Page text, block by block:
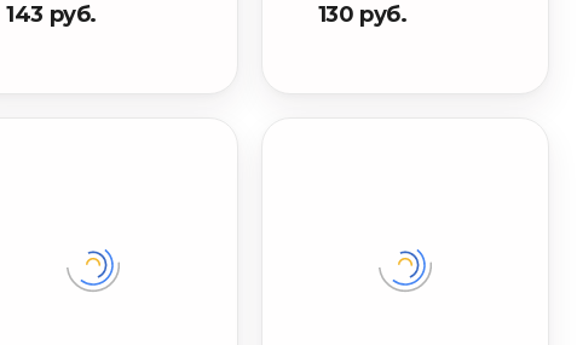
143 руб. 130 руб.